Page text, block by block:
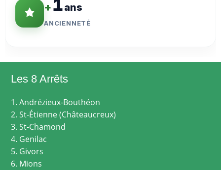
+1ans
ANCIENNETÉ
Les 8 Arrêts
1. Andrézieux-Bouthéon
2. St-Étienne (Châteaucreux)
3. St-Chamond
4. Genilac
5. Givors
6. Mions